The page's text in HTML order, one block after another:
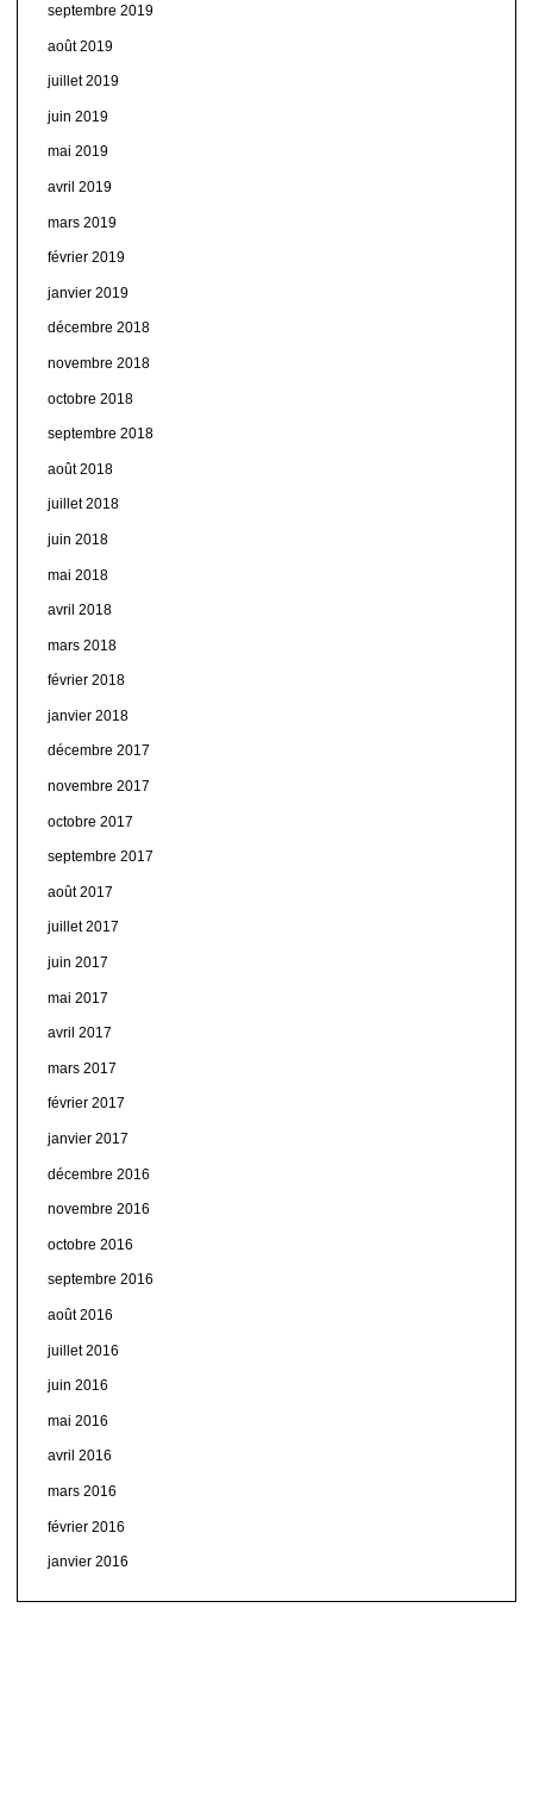
septembre 2019
août 2019
juillet 2019
juin 2019
mai 2019
avril 2019
mars 2019
février 2019
janvier 2019
décembre 2018
novembre 2018
octobre 2018
septembre 2018
août 2018
juillet 2018
juin 2018
mai 2018
avril 2018
mars 2018
février 2018
janvier 2018
décembre 2017
novembre 2017
octobre 2017
septembre 2017
août 2017
juillet 2017
juin 2017
mai 2017
avril 2017
mars 2017
février 2017
janvier 2017
décembre 2016
novembre 2016
octobre 2016
septembre 2016
août 2016
juillet 2016
juin 2016
mai 2016
avril 2016
mars 2016
février 2016
janvier 2016